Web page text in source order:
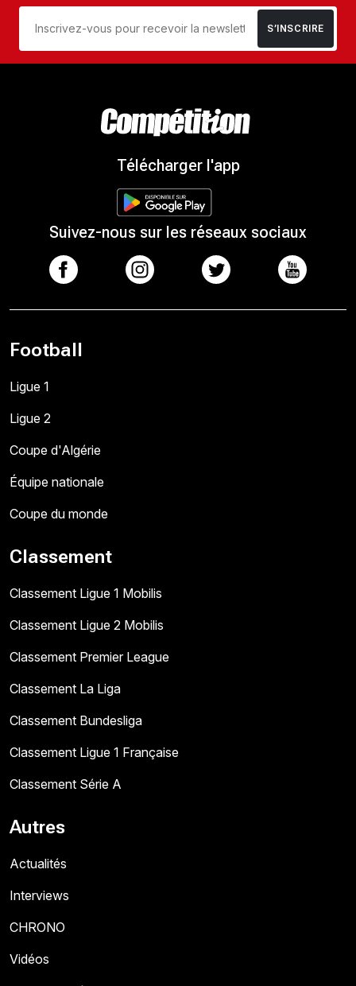
S’INSCRIRE
Télécharger l'app
Suivez-nous sur les réseaux sociaux
Football
Ligue 1
Ligue 2
Coupe d'Algérie
Équipe nationale
Coupe du monde
Classement
Classement Ligue 1 Mobilis
Classement Ligue 2 Mobilis
Classement Premier League
Classement La Liga
Classement Bundesliga
Classement Ligue 1 Française
Classement Série A
Autres
Actualités
Interviews
CHRONO
Vidéos